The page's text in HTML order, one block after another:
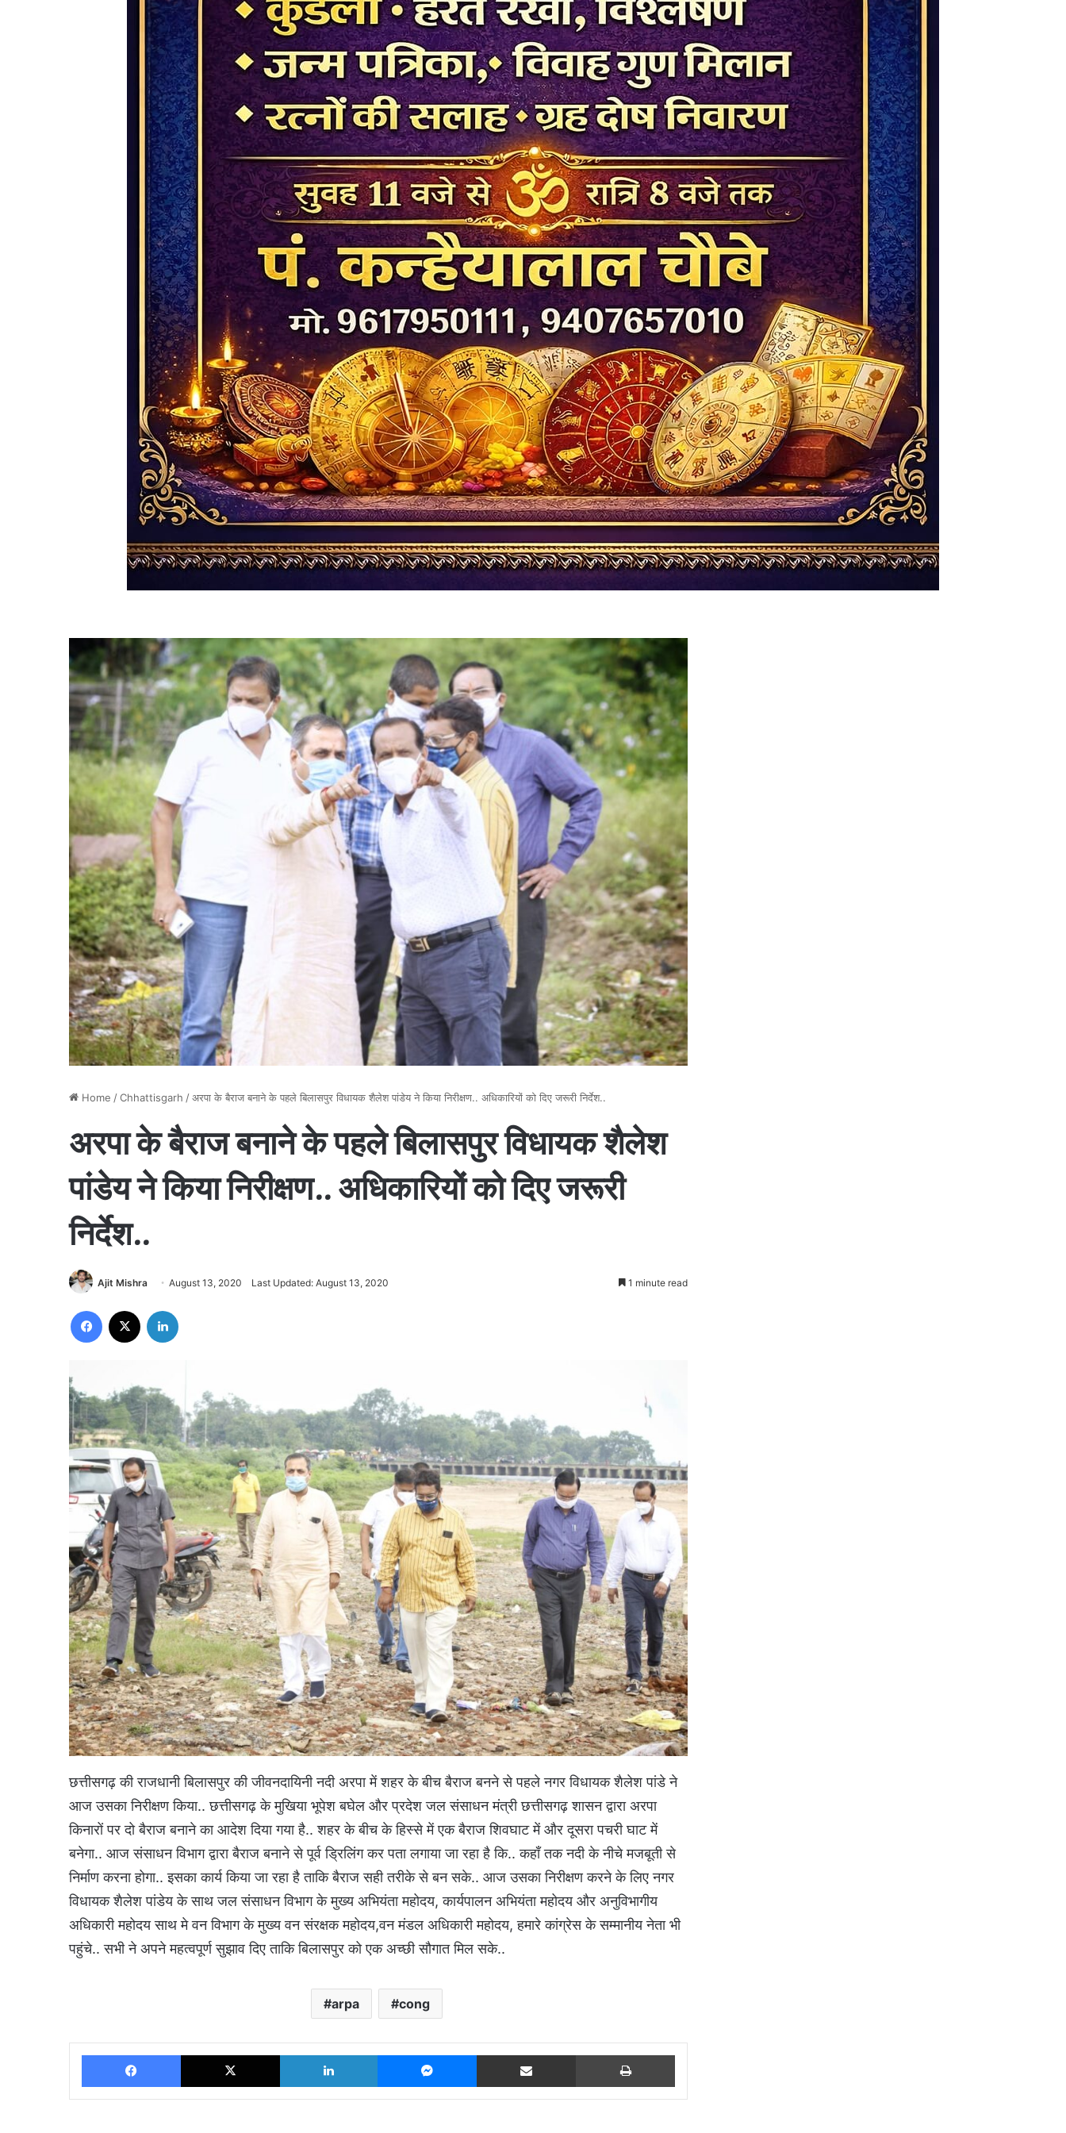
Home /Chhattisgarh /अरपा के बैराज बनाने के पहले बिलासपुर विधायक शैलेश पांडेय ने किया निरीक्षण.. अधिकारियों को दिए जरूरी निर्देश..
अरपा के बैराज बनाने के पहले बिलासपुर विधायक शैलेश
पांडेय ने किया निरीक्षण.. अधिकारियों को दिए जरूरी
निर्देश..
Ajit Mishra August 13, 2020 Last Updated: August 13, 2020 1 minute read
Facebook
छत्तीसगढ़ की राजधानी बिलासपुर की जीवनदायिनी नदी अरपा में शहर के बीच बैराज बनने से पहले नगर विधायक शैलेश पांडे ने
आज उसका निरीक्षण किया.. छत्तीसगढ़ के मुखिया भूपेश बघेल और प्रदेश जल संसाधन मंत्री छत्तीसगढ़ शासन द्वारा अरपा
किनारों पर दो बैराज बनाने का आदेश दिया गया है.. शहर के बीच के हिस्से में एक बैराज शिवघाट में और दूसरा पचरी घाट में
बनेगा.. आज संसाधन विभाग द्वारा बैराज बनाने से पूर्व ड्रिलिंग कर पता लगाया जा रहा है कि.. कहाँ तक नदी के नीचे मजबूती से
निर्माण करना होगा.. इसका कार्य किया जा रहा है ताकि बैराज सही तरीके से बन सके.. आज उसका निरीक्षण करने के लिए नगर
विधायक शैलेश पांडेय के साथ जल संसाधन विभाग के मुख्य अभियंता महोदय, कार्यपालन अभियंता महोदय और अनुविभागीय
अधिकारी महोदय साथ मे वन विभाग के मुख्य वन संरक्षक महोदय,वन मंडल अधिकारी महोदय, हमारे कांग्रेस के सम्मानीय नेता भी
पहुंचे.. सभी ने अपने महत्वपूर्ण सुझाव दिए ताकि बिलासपुर को एक अच्छी सौगात मिल सके..
arpa cong
Facebook X LinkedIn Messenger Share via Email Print